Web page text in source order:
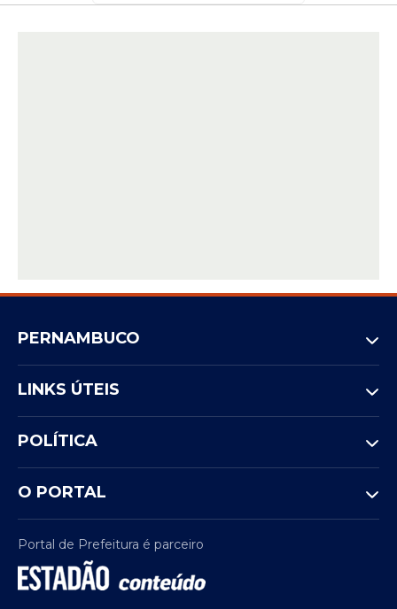
PERNAMBUCO
LINKS ÚTEIS
POLÍTICA
O PORTAL
Portal de Prefeitura é parceiro